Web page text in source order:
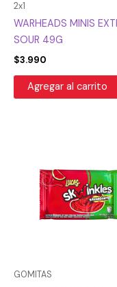
2x1
WARHEADS MINIS
SOUR 49G
$3.990
Agregar al carrito
GOMITAS